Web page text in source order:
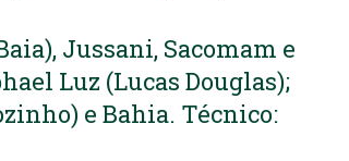
Jussani, Sacomam e
Luz (Lucas Douglas);
e Bahia. Técnico: